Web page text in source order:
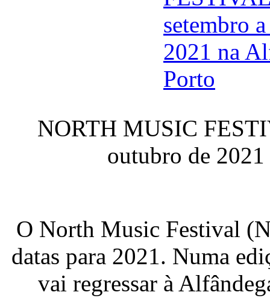
NORTH MUSIC
outubro de
O North Music Festival
datas para 2021. Numa
vai regressar à